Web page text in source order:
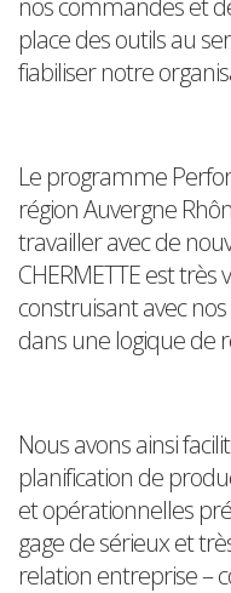
place des outils au
fiabiliser notre
Le programme
région Auvergne
travailler avec de
CHERMETTE est très
construisant avec
dans une logique de
Nous avons ainsi
planification de
et opérationnelles
gage de sérieux et
relation entreprise –